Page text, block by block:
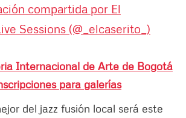
compartida por El
Sessions (@_elcaserito_)
Internacional de Arte de Bogotá
para galerías
del jazz fusión local será este